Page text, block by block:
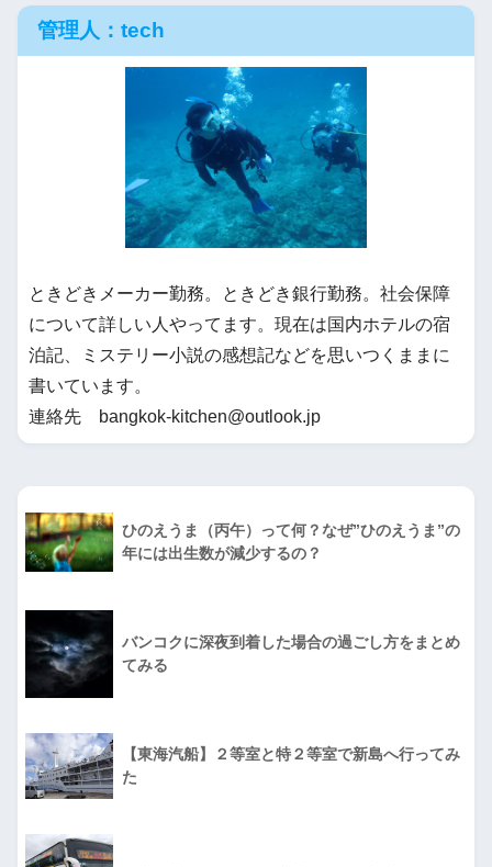
管理人：tech
ときどきメーカー勤務。ときどき銀行勤務。社会保障
について詳しい人やってます。現在は国内ホテルの宿
泊記、ミステリー小説の感想記などを思いつくままに
書いています。
連絡先 bangkok-kitchen@outlook.jp
ひのえうま（丙午）って何？なぜ”ひのえうま”の
年には出生数が減少するの？
バンコクに深夜到着した場合の過ごし方をまとめ
てみる
【東海汽船】２等室と特２等室で新島へ行ってみ
た